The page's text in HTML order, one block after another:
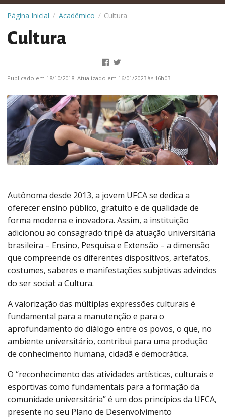
Página Inicial / Acadêmico / Cultura
Cultura
Publicado em 18/10/2018. Atualizado em 16/01/2023 às 16h03
Autônoma desde 2013, a jovem UFCA se dedica a
oferecer ensino público, gratuito e de qualidade de
forma moderna e inovadora. Assim, a instituição
adicionou ao consagrado tripé da atuação universitária
brasileira – Ensino, Pesquisa e Extensão – a dimensão
que compreende os diferentes dispositivos, artefatos,
costumes, saberes e manifestações subjetivas advindos
do ser social: a Cultura.
A valorização das múltiplas expressões culturais é
fundamental para a manutenção e para o
aprofundamento do diálogo entre os povos, o que, no
ambiente universitário, contribui para uma produção
de conhecimento humana, cidadã e democrática.
O “reconhecimento das atividades artísticas, culturais e
esportivas como fundamentais para a formação da
comunidade universitária” é um dos princípios da UFCA,
presente no seu Plano de Desenvolvimento